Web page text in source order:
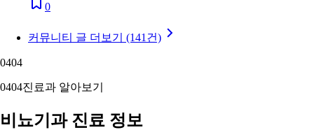
0
커뮤니티 글 더보기 (141건)
0404
0404진료과 알아보기
비뇨기과 진료 정보